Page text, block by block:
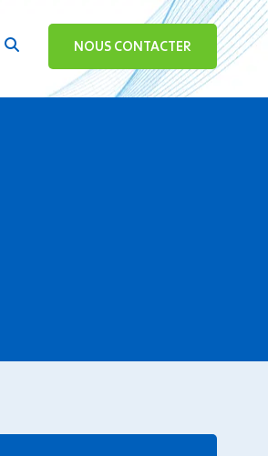
NOUS CONTACTER